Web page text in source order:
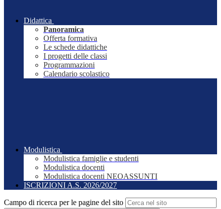
Didattica
Panoramica
Offerta formativa
Le schede didattiche
I progetti delle classi
Programmazioni
Calendario scolastico
Modulistica
Modulistica famiglie e studenti
Modulistica docenti
Modulistica docenti NEOASSUNTI
ISCRIZIONI A.S. 2026/2027
Campo di ricerca per le pagine del sito